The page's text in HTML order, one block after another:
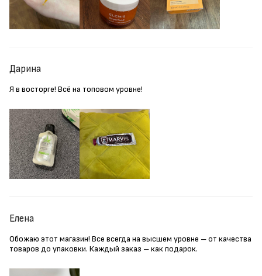
Дарина
Я в восторге! Всё на топовом уровне!
Елена
Обожаю этот магазин! Все всегда на высшем уровне – от качества
товаров до упаковки. Каждый заказ – как подарок.